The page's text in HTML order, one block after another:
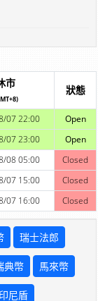
市
狀態
07 22:00
Open
07 23:00
Open
08 05:00
Closed
07 15:00
Closed
07 16:00 Closed
瑞士法郎
典幣 馬來幣
印尼盾